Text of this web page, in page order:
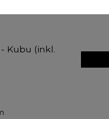
Kubu (inkl.